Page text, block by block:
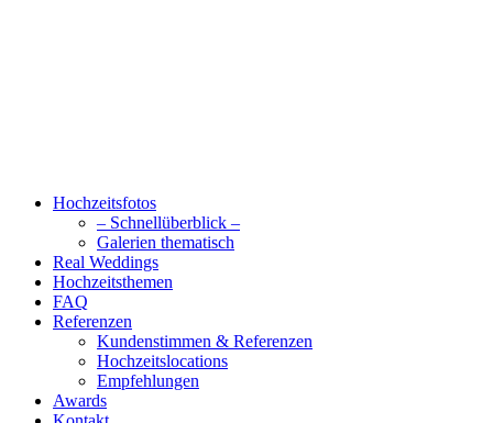
Hochzeitsfotos
– Schnellüberblick –
Galerien thematisch
Real Weddings
Hochzeitsthemen
FAQ
Referenzen
Kundenstimmen & Referenzen
Hochzeitslocations
Empfehlungen
Awards